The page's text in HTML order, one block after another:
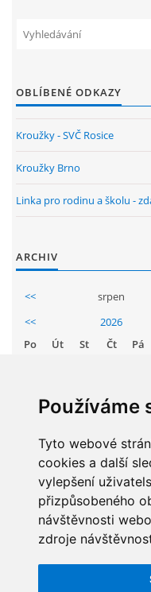
Používáme
Tyto webové
cookies a další
vylepšení
přizpůsobeného
návštěvnosti
zdroje
ARCHIV
NAŠE ÚSPĚCHY
GDPR
PŘEDŠKOLÁCI
JAK MOTIVOVAT DÍTĚ KE
REZERVAČNÍ SYSTÉM
ŠKOLNÍ PORADENSKÉ
NEPOTŘEBNÝ MAJETEK
NAUČNÁ STEZKA
OBLÍBENÉ ODKAZY
Kroužky - SVČ Rosice
Kroužky Brno
Linka pro rodinu a školu -
ARCHIV
<< srpen
<<
2026
Po
Út St Čt Pá
11 12 13 14
18 19 20 21
25 26 27 28
STATISTIKY